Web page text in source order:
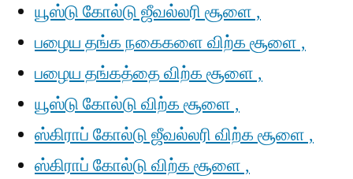
யூஸ்டு கோல்டு ஜீவல்லரி சூளை ,
பழைய தங்க நகைகளை விற்க சூளை ,
பழைய தங்கத்தை விற்க சூளை ,
யூஸ்டு கோல்டு விற்க சூளை ,
ஸ்கிராப் கோல்டு ஜீவல்லரி விற்க சூளை ,
ஸ்கிராப் கோல்டு விற்க சூளை ,